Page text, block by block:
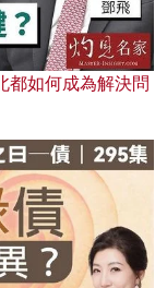
都如何成為解決問